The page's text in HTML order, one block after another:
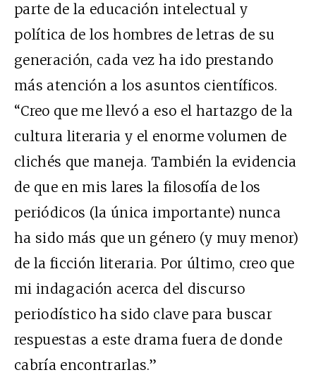
parte de la educación intelectual y
política de los hombres de letras de su
generación, cada vez ha ido prestando
más atención a los asuntos científicos.
“Creo que me llevó a eso el hartazgo de la
cultura literaria y el enorme volumen de
clichés que maneja. También la evidencia
de que en mis lares la filosofía de los
periódicos (la única importante) nunca
ha sido más que un género (y muy menor)
de la ficción literaria. Por último, creo que
mi indagación acerca del discurso
periodístico ha sido clave para buscar
respuestas a este drama fuera de donde
cabría encontrarlas.”